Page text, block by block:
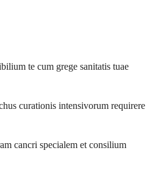
te cum grege sanitatis tuae
curationis intensivorum requirere
cancri specialem et consilium